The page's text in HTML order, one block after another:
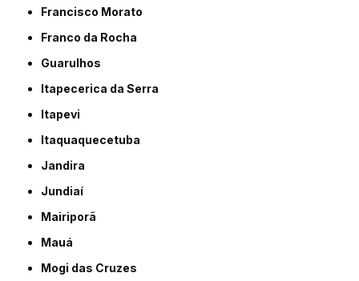
Francisco Morato
Franco da Rocha
Guarulhos
Itapecerica da Serra
Itapevi
Itaquaquecetuba
Jandira
Jundiaí
Mairiporã
Mauá
Mogi das Cruzes